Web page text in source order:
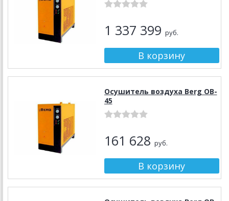
1 337 399 руб.
Осушитель воздуха Berg OB-
45
161 628 руб.